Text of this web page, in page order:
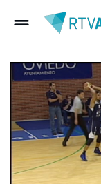
drag_handle